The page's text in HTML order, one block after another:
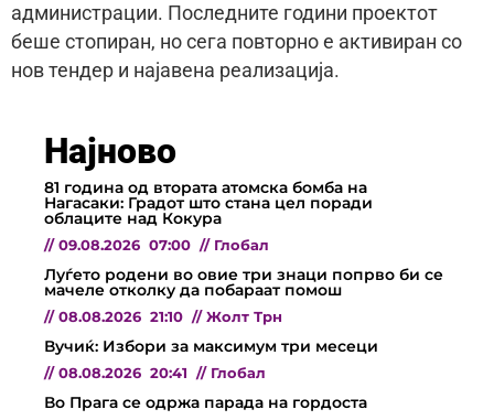
администрации. Последните години проектот
беше стопиран, но сега повторно е активиран со
нов тендер и најавена реализација.
Најново
81 година од втората атомска бомба на
Нагасаки: Градот што стана цел поради
облаците над Кокура
// 09.08.2026 07:00 // Глобал
Луѓето родени во овие три знаци попрво би се
мачеле отколку да побараат помош
// 08.08.2026 21:10 // Жолт Трн
Вучиќ: Избори за максимум три месеци
// 08.08.2026 20:41 // Глобал
Во Прага се одржа парада на гордоста